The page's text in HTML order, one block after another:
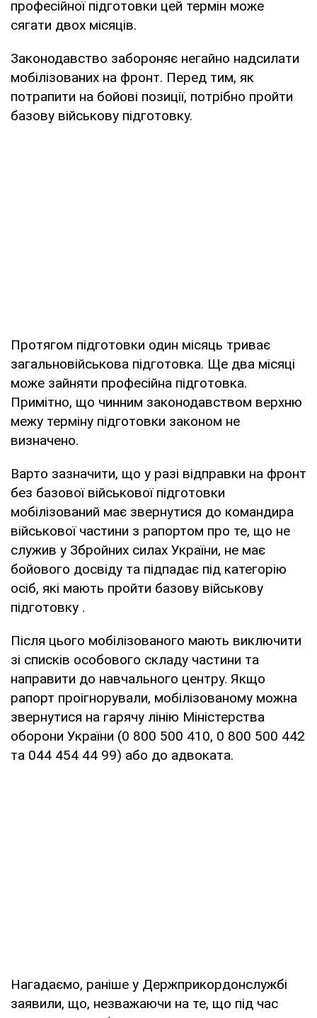
професійної підготовки цей термін може
сягати двох місяців.
Законодавство забороняє негайно надсилати
мобілізованих на фронт. Перед тим, як
потрапити на бойові позиції, потрібно пройти
базову військову підготовку.
Протягом підготовки один місяць триває
загальновійськова підготовка. Ще два місяці
може зайняти професійна підготовка.
Примітно, що чинним законодавством верхню
межу терміну підготовки законом не
визначено.
Варто зазначити, що у разі відправки на фронт
без базової військової підготовки
мобілізований має звернутися до командира
військової частини з рапортом про те, що не
служив у Збройних силах України, не має
бойового досвіду та підпадає під категорію
осіб, які мають пройти базову військову
підготовку .
Після цього мобілізованого мають виключити
зі списків особового складу частини та
направити до навчального центру. Якщо
рапорт проігнорували, мобілізованому можна
звернутися на гарячу лінію Міністерства
оборони України (0 800 500 410, 0 800 500 442
та 044 454 44 99) або до адвоката.
Нагадаємо, раніше у Держприкордонслужбі
заявили, що, незважаючи на те, що під час